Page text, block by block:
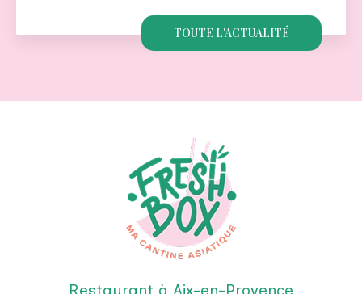
TOUTE L'ACTUALITÉ